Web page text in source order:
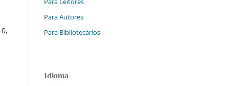
Para Autores
Para Bibliotecários
Idioma